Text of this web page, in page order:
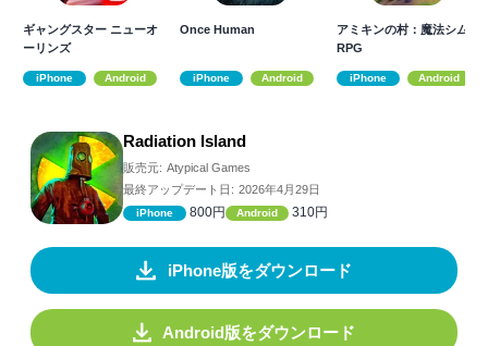
ギャングスター ニューオ
ーリンズ
iPhone Android
Once Human
iPhone Android
アミキンの村：魔法シム
RPG
iPhone Android
Radiation Island
販売元: Atypical Games
最終アップデート日: 2026年4月29日
iPhone 800円 Android 310円
iPhone版をダウンロード
Android版をダウンロード